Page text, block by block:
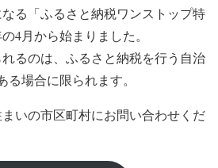
る「ふるさと納税ワンストップ特
4月から始まりました。
るのは、ふるさと納税を行う自治
場合に限られます。
いの市区町村にお問い合わせくだ